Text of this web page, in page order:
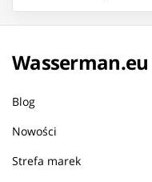
Wasserman.eu
Blog
Nowości
Strefa marek